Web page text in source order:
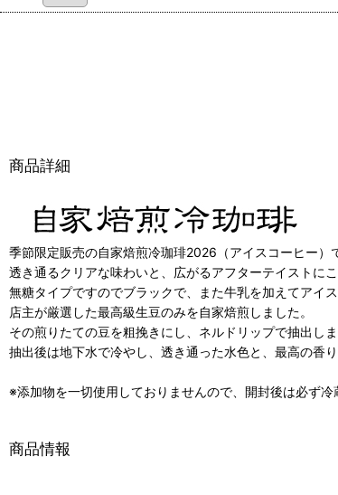
商品詳細
季節限定販売の自家焙煎冷珈琲2026（アイスコーヒー）
透き通るクリアな味わいと、広がるアフターテイストにこ
無糖タイプですのでブラックで、また牛乳を加えてアイ
店主が厳選した最高級生豆のみを自家焙煎しました。
その煎りたての豆を粗挽きにし、ネルドリップで抽出しま
抽出後は地下水で冷やし、透き通った水色と、最高の香
※添加物を一切使用しておりませんので、開封後は必ず
商品情報